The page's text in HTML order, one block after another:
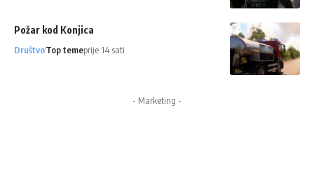
Požar kod Konjica
DruštvoTop temeprije 14 sati
- Marketing -